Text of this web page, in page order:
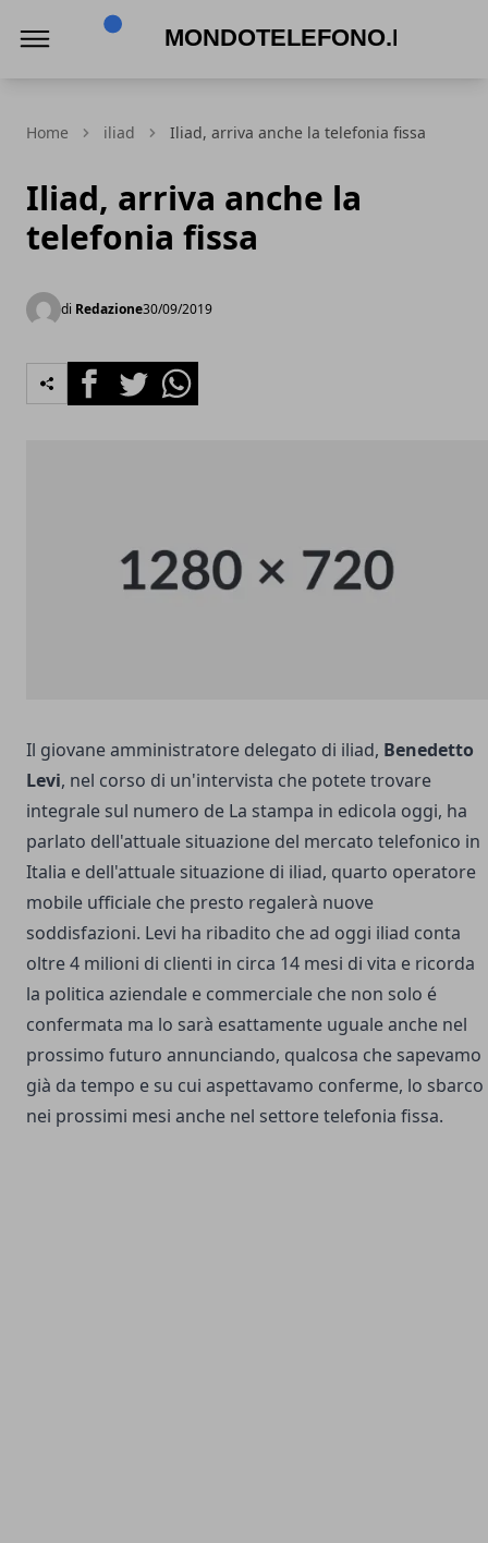
Home iliad Iliad, arriva anche la telefonia fissa
Iliad, arriva anche la
telefonia fissa
di Redazione30/09/2019
FacebookTwitterWhatsapp
Il giovane amministratore delegato di iliad, Benedetto
Levi, nel corso di un'intervista che potete trovare
integrale sul numero de La stampa in edicola oggi, ha
parlato dell'attuale situazione del mercato telefonico in
Italia e dell'attuale situazione di iliad, quarto operatore
mobile ufficiale che presto regalerà nuove
soddisfazioni. Levi ha ribadito che ad oggi iliad conta
oltre 4 milioni di clienti in circa 14 mesi di vita e ricorda
la politica aziendale e commerciale che non solo é
confermata ma lo sarà esattamente uguale anche nel
prossimo futuro annunciando, qualcosa che sapevamo
già da tempo e su cui aspettavamo conferme, lo sbarco
nei prossimi mesi anche nel settore telefonia fissa.